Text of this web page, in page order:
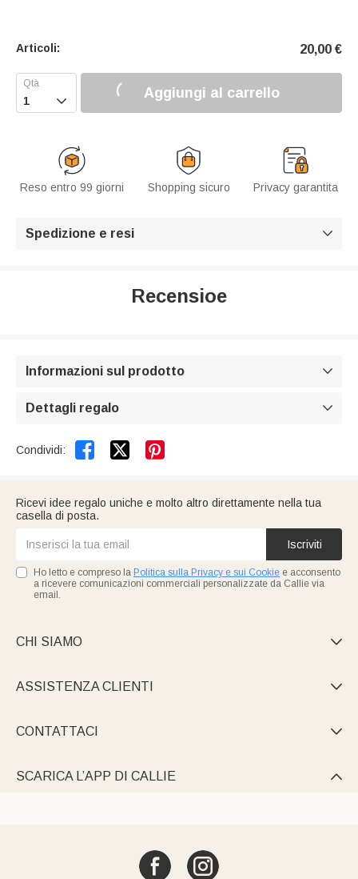
Articoli: 20,00 €
 Aggiungi al carrello
Reso entro 99 giorni Shopping sicuro Privacy garantita
Spedizione e resi 
Recensioe
Informazioni sul prodotto 
Dettagli regalo 
Condividi:  
Ricevi idee regalo uniche e molto altro direttamente nella tua
casella di posta.
Iscriviti
Ho letto e compreso la Politica sulla Privacy e sui Cookie e acconsento
a ricevere comunicazioni commerciali personalizzate da Callie via
email.
CHI SIAMO 
ASSISTENZA CLIENTI 
CONTATTACI 
SCARICA L’APP DI CALLIE 